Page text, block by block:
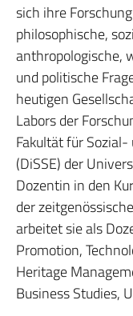
sich ihre
philosophische,
anthropologische,
und politische
heutigen
Labors der
Fakultät für
(DiSSE) der
Dozentin in den
der
arbeitet sie als
Promotion,
Heritage
Business Studies,